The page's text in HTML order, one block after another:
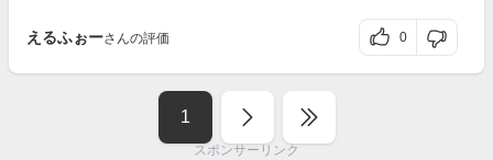
えるふぉーさんの評価 0
1
スポンサーリンク